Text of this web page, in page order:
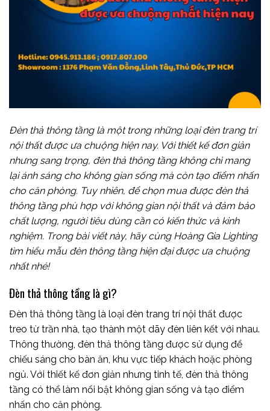
Đèn thả thông tầng là một trong những loại đèn trang trí
nội thất được ưa chuộng hiện nay. Với thiết kế đơn giản
nhưng sang trọng, đèn thả thông tầng không chỉ mang
lại ánh sáng cho không gian sống mà còn tạo điểm nhấn
cho căn phòng. Tuy nhiên, để chọn mua được đèn thả
thông tầng phù hợp với không gian nội thất và đảm bảo
chất lượng, người tiêu dùng cần có kiến thức và kinh
nghiệm. Trong bài viết này, hãy cùng Hoàng Gia Lighting
tìm hiểu mẫu đèn thông tầng hiện đại được ưa chuộng
nhất nhé!
Đèn thả thông tầng là gì?
Đèn thả thông tầng là loại đèn trang trí nội thất được
treo từ trần nhà, tạo thành một dãy đèn liên kết với nhau.
Thông thường, đèn thả thông tầng được sử dụng để
chiếu sáng cho bàn ăn, khu vực tiếp khách hoặc phòng
ngủ. Với thiết kế đơn giản nhưng tinh tế, đèn thả thông
tầng có thể làm nổi bật không gian sống và tạo điểm
nhấn cho căn phòng.